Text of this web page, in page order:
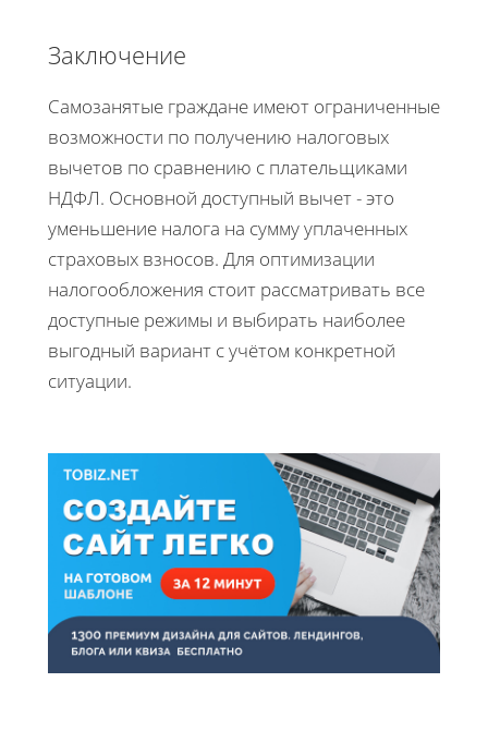
Заключение
Самозанятые граждане имеют ограниченные
возможности по получению налоговых
вычетов по сравнению с плательщиками
НДФЛ. Основной доступный вычет - это
уменьшение налога на сумму уплаченных
страховых взносов. Для оптимизации
налогообложения стоит рассматривать все
доступные режимы и выбирать наиболее
выгодный вариант с учётом конкретной
ситуации.